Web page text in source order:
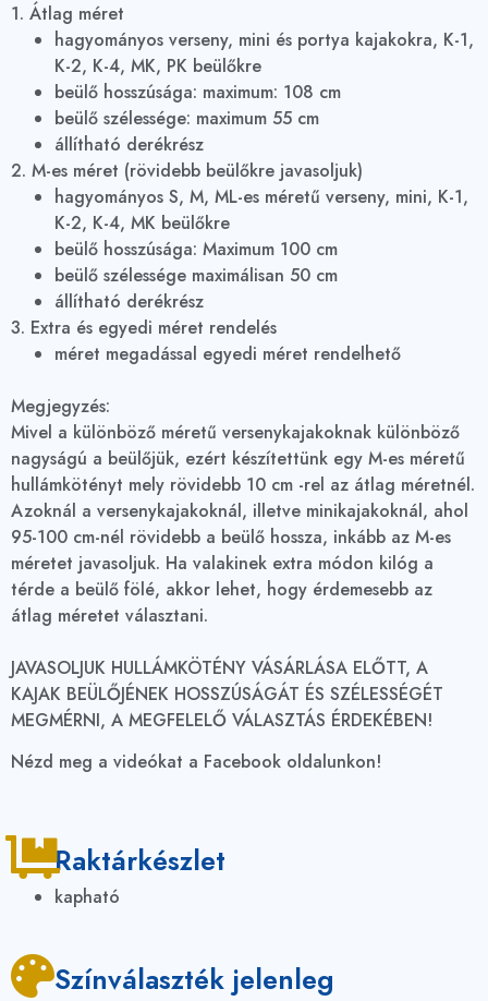
1. Átlag méret
hagyományos verseny, mini és portya kajakokra, K-1,
K-2, K-4, MK, PK beülőkre
beülő hosszúsága: maximum: 108 cm
beülő szélessége: maximum 55 cm
állítható derékrész
2. M-es méret (rövidebb beülőkre javasoljuk)
hagyományos S, M, ML-es méretű verseny, mini, K-1,
K-2, K-4, MK beülőkre
beülő hosszúsága: Maximum 100 cm
beülő szélessége maximálisan 50 cm
állítható derékrész
3. Extra és egyedi méret rendelés
méret megadással egyedi méret rendelhető
Megjegyzés:
Mivel a különböző méretű versenykajakoknak különböző
nagyságú a beülőjük, ezért készítettünk egy M-es méretű
hullámkötényt mely rövidebb 10 cm -rel az átlag méretnél.
Azoknál a versenykajakoknál, illetve minikajakoknál, ahol
95-100 cm-nél rövidebb a beülő hossza, inkább az M-es
méretet javasoljuk. Ha valakinek extra módon kilóg a
térde a beülő fölé, akkor lehet, hogy érdemesebb az
átlag méretet választani.
JAVASOLJUK HULLÁMKÖTÉNY VÁSÁRLÁSA ELŐTT, A
KAJAK BEÜLŐJÉNEK HOSSZÚSÁGÁT ÉS SZÉLESSÉGÉT
MEGMÉRNI, A MEGFELELŐ VÁLASZTÁS ÉRDEKÉBEN!
Nézd meg a videókat a Facebook oldalunkon!
Raktárkészlet
kapható
Színválaszték jelenleg